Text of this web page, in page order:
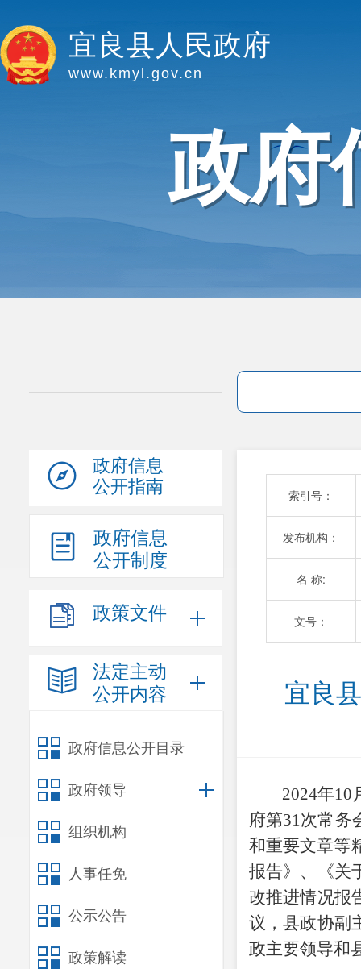
宜良县人民政府
www.kmyl.gov.cn
政府
政府信息
公开指南
政府信息
公开制度
政策文件
法定主动
公开内容
政府信息公开目录
政府领导
组织机构
人事任免
公示公告
政策解读
索引号：
发布机构：
名 称:
文号：
宜良
2024年10
府第31次常务
和重要文章等
报告》、《关
改推进情况报
议，县政协副
政主要领导和